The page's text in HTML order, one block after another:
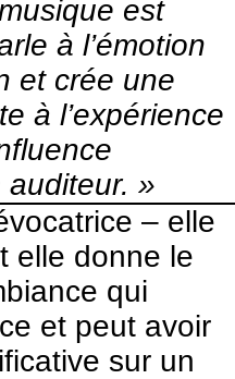
est
à l’émotion
et crée une
à l’expérience
»
– elle
elle donne le
qui
et peut avoir
sur un